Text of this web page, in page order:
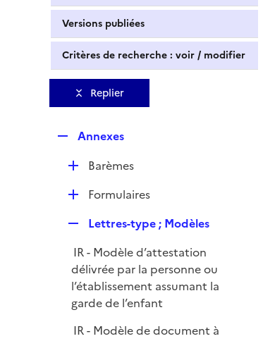
Versions publiées
Critères de recherche : voir / modifier
Replier
p
l
i
e
Annexes
D
e
r
Barèmes
D
l
i
e
r
Formulaires
p
l
i
e
r
Lettres-type ; Modèles
IR - Modèle d’attestation
délivrée par la personne ou
l’établissement assumant la
garde de l’enfant
IR - Modèle de document à